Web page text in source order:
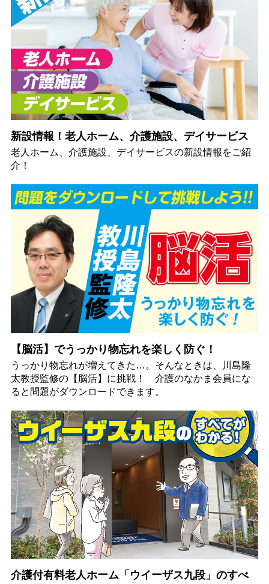
新設情報！老人ホーム、介護施設、デイサービス
老人ホーム、介護施設、デイサービスの新設情報をご紹
介！
【脳活】でうっかり物忘れを楽しく防ぐ！
うっかり物忘れが増えてきた…。そんなときは、川島隆
太教授監修の【脳活】に挑戦！ 介護のなかま会員にな
ると問題がダウンロードできます。
介護付有料老人ホーム「ウイーザス九段」のすべ